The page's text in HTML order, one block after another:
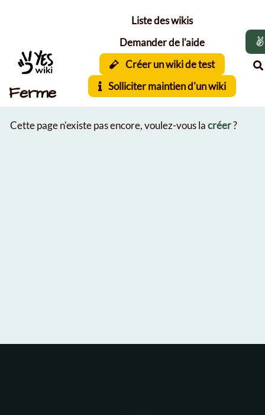
Ferme
Liste des wikis
Demander de l'aide
Créer un wiki de test
Solliciter maintien d'un wiki
Cette page n'existe pas encore, voulez-vous lacréer?